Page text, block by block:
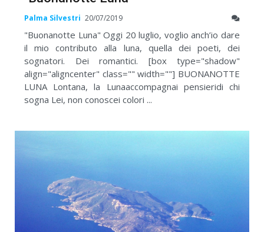
Palma Silvestri 20/07/2019
"Buonanotte Luna" Oggi 20 luglio, voglio anch’io dare
il mio contributo alla luna, quella dei poeti, dei
sognatori. Dei romantici. [box type="shadow"
align="aligncenter" class="" width=""] BUONANOTTE
LUNA Lontana, la Lunaaccompagnai pensieridi chi
sogna Lei, non conoscei colori ...